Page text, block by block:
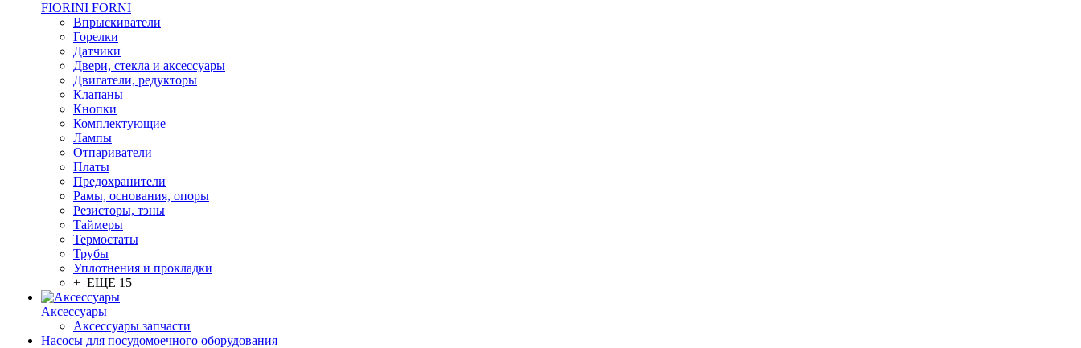
FIORINI FORNI
Впрыскиватели
Горелки
Датчики
Двери, стекла и аксессуары
Двигатели, редукторы
Клапаны
Кнопки
Комплектующие
Лампы
Отпариватели
Платы
Предохранители
Рамы, основания, опоры
Резисторы, тэны
Таймеры
Термостаты
Трубы
Уплотнения и прокладки
+ ЕЩЕ 15
Аксессуары
Аксессуары запчасти
Насосы для посудомоечного оборудования